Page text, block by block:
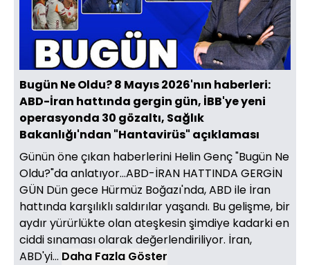
Sesi
Aç
Yüklendi:
12.02%
Oynatma
Hızı
Bugün Ne Oldu? 8 Mayıs 2026'nın haberleri:
ABD-İran hattında gergin gün, İBB'ye yeni
operasyonda 30 gözaltı, Sağlık
Bakanlığı'ndan "Hantavirüs" açıklaması
Günün öne çıkan haberlerini Helin Genç "Bugün Ne
Oldu?"da anlatıyor...ABD-İRAN HATTINDA GERGİN
GÜN Dün gece Hürmüz Boğazı'nda, ABD ile İran
hattında karşılıklı saldırılar yaşandı. Bu gelişme, bir
aydır yürürlükte olan ateşkesin şimdiye kadarki en
ciddi sınaması olarak değerlendiriliyor. İran,
ABD'yi... Daha Fazla Göster